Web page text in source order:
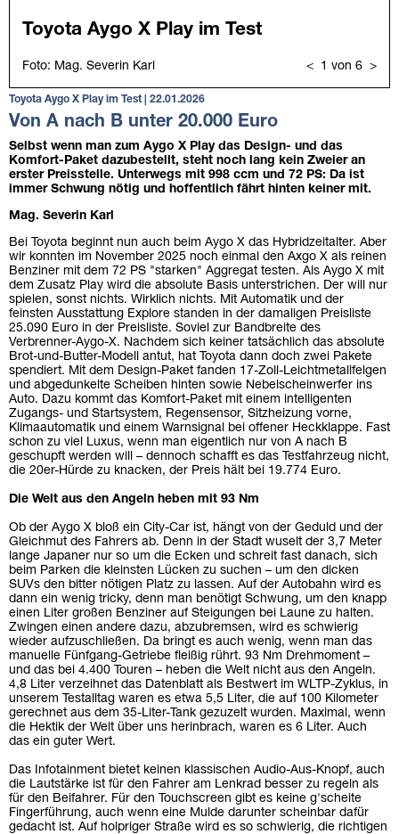
Toyota Aygo X Play im Test | 22.01.2026
Von A nach B unter 20.000 Euro
Selbst wenn man zum Aygo X Play das Design- und das
Komfort-Paket dazubestellt, steht noch lang kein Zweier an
erster Preisstelle. Unterwegs mit 998 ccm und 72 PS: Da ist
immer Schwung nötig und hoffentlich fährt hinten keiner mit.
Mag. Severin Karl
Bei Toyota beginnt nun auch beim Aygo X das Hybridzeitalter. Aber
wir konnten im November 2025 noch einmal den Axgo X als reinen
Benziner mit dem 72 PS "starken" Aggregat testen. Als Aygo X mit
dem Zusatz Play wird die absolute Basis unterstrichen. Der will nur
spielen, sonst nichts. Wirklich nichts. Mit Automatik und der
feinsten Ausstattung Explore standen in der damaligen Preisliste
25.090 Euro in der Preisliste. Soviel zur Bandbreite des
Verbrenner-Aygo-X. Nachdem sich keiner tatsächlich das absolute
Brot-und-Butter-Modell antut, hat Toyota dann doch zwei Pakete
spendiert. Mit dem Design-Paket fanden 17-Zoll-Leichtmetallfelgen
und abgedunkelte Scheiben hinten sowie Nebelscheinwerfer ins
Auto. Dazu kommt das Komfort-Paket mit einem intelligenten
Zugangs- und Startsystem, Regensensor, Sitzheizung vorne,
Klimaautomatik und einem Warnsignal bei offener Heckklappe. Fast
schon zu viel Luxus, wenn man eigentlich nur von A nach B
geschupft werden will – dennoch schafft es das Testfahrzeug nicht,
die 20er-Hürde zu knacken, der Preis hält bei 19.774 Euro.
Die Welt aus den Angeln heben mit 93 Nm
Ob der Aygo X bloß ein City-Car ist, hängt von der Geduld und der
Gleichmut des Fahrers ab. Denn in der Stadt wuselt der 3,7 Meter
lange Japaner nur so um die Ecken und schreit fast danach, sich
beim Parken die kleinsten Lücken zu suchen – um den dicken
SUVs den bitter nötigen Platz zu lassen. Auf der Autobahn wird es
dann ein wenig tricky, denn man benötigt Schwung, um den knapp
einen Liter großen Benziner auf Steigungen bei Laune zu halten.
Zwingen einen andere dazu, abzubremsen, wird es schwierig
wieder aufzuschließen. Da bringt es auch wenig, wenn man das
manuelle Fünfgang-Getriebe fleißig rührt. 93 Nm Drehmoment –
und das bei 4.400 Touren – heben die Welt nicht aus den Angeln.
4,8 Liter verzeihnet das Datenblatt als Bestwert im WLTP-Zyklus, in
unserem Testalltag waren es etwa 5,5 Liter, die auf 100 Kilometer
gerechnet aus dem 35-Liter-Tank gezuzelt wurden. Maximal, wenn
die Hektik der Welt über uns herinbrach, waren es 6 Liter. Auch
das ein guter Wert.
Das Infotainment bietet keinen klassischen Audio-Aus-Knopf, auch
die Lautstärke ist für den Fahrer am Lenkrad besser zu regeln als
für den Beifahrer. Für den Touchscreen gibt es keine g'scheite
Fingerführung, auch wenn eine Mulde darunter scheinbar dafür
gedacht ist. Auf holpriger Straße wird es so schwierig, die richtigen